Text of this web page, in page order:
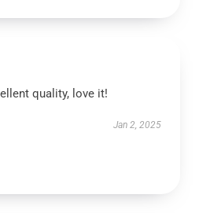
quality, love it!
Jan 2, 2025